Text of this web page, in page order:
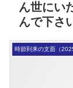
ん世にい
んで下さ
時節到来の文面（